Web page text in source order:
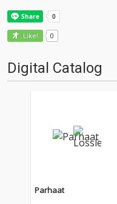
Like! 0
Digital Catalog
Parhaat